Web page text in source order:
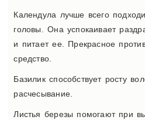
Календула лучше всего
головы. Она успокаивает
и питает ее. Прекрасное
средство.
Базилик способствует росту
расчесывание.
Листья березы помогают при